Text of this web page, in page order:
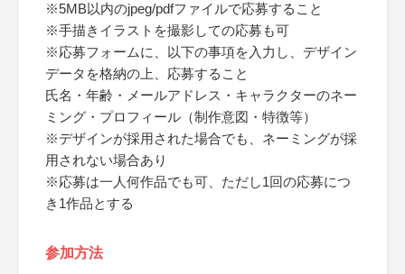
※5MB以内のjpeg/pdfファイルで応募すること
※手描きイラストを撮影しての応募も可
※応募フォームに、以下の事項を入力し、デザイン
データを格納の上、応募すること
氏名・年齢・メールアドレス・キャラクターのネー
ミング・プロフィール（制作意図・特徴等）
※デザインが採用された場合でも、ネーミングが採
用されない場合あり
※応募は一人何作品でも可、ただし1回の応募につ
き1作品とする
参加方法